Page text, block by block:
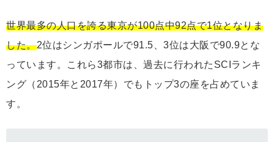
世界最多の人口を誇る東京が100点中92点で1位となりま
した。2位はシンガポールで91.5、3位は大阪で90.9とな
っています。これら3都市は、過去に行われたSCIランキ
ング（2015年と2017年）でもトップ3の座を占めていま
す。